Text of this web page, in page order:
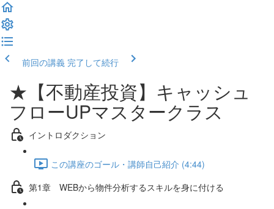
前回の講義 完了して続行
★【不動産投資】キャッシュ
フローUPマスタークラス
イントロダクション
この講座のゴール・講師自己紹介 (4:44)
第1章 WEBから物件分析するスキルを身に付ける